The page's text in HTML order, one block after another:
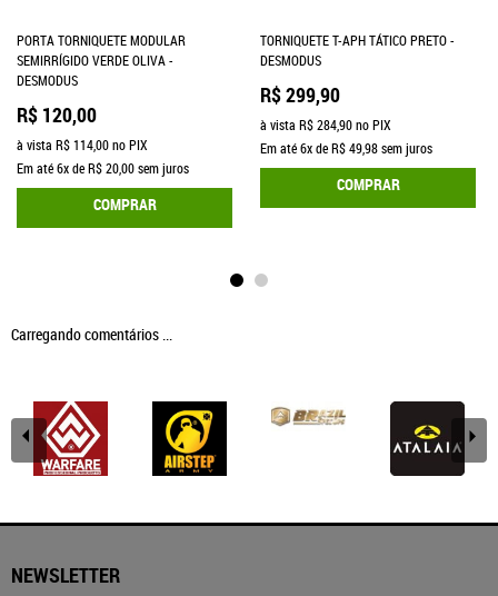
PORTA TORNIQUETE MODULAR
SEMIRRÍGIDO VERDE OLIVA -
DESMODUS
R$ 120,00
à vista R$ 114,00no PIX
Em até6xdeR$ 20,00sem juros
COMPRAR
TORNIQUETE T-APH TÁTICO PRETO -
DESMODUS
R$ 299,90
à vista R$ 284,90no PIX
Em até6xdeR$ 49,98sem juros
COMPRAR
Carregando comentários ...
NEWSLETTER